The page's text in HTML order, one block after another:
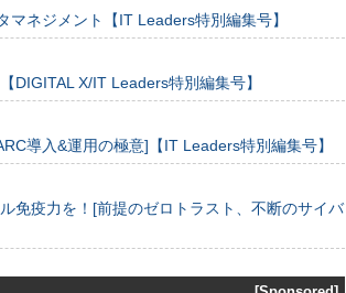
ネジメント【IT Leaders特別編集号】
DIGITAL X/IT Leaders特別編集号】
導入&運用の極意]【IT Leaders特別編集号】
免疫力を！[前提のゼロトラスト、不断のサイバ